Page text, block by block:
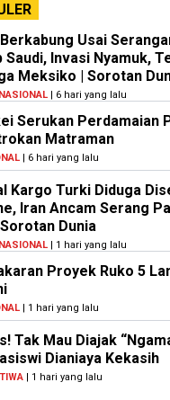
Berkabung Usai
Saudi, Invasi Nyamuk,
Meksiko | Sorotan
| 6 hari yang lalu
Serukan Perdamaian
Matraman
| 6 hari yang lalu
Kargo Turki Diduga
Iran Ancam Serang
Dunia
| 1 hari yang lalu
Proyek Ruko 5
| 1 hari yang lalu
Tak Mau Diajak
Dianiaya Kekasih
| 1 hari yang lalu